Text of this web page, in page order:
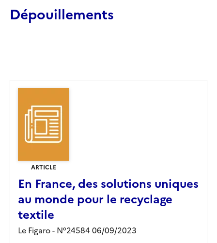
Dépouillements
ARTICLE
En France, des solutions uniques
au monde pour le recyclage
textile
Le Figaro - N°24584 06/09/2023